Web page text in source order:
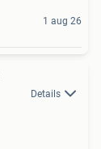
1 aug 26
Details